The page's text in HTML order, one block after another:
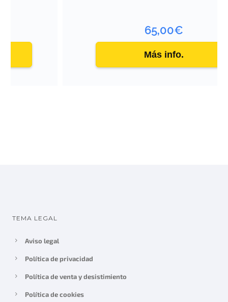
65,00€
Más info.
TEMA LEGAL
Aviso legal
Política de privacidad
Política de venta y desistimiento
Política de cookies